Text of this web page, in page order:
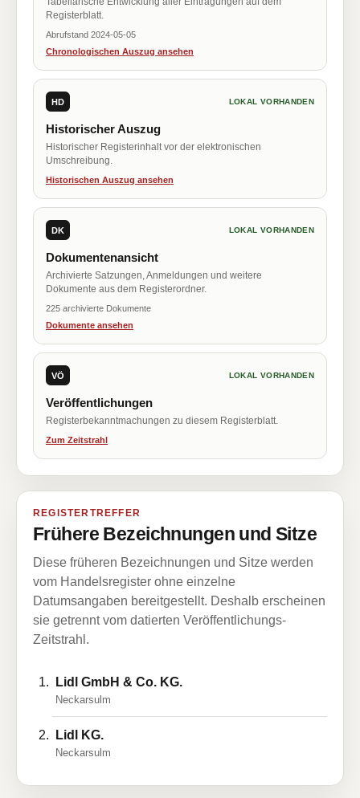
Registerblatt.
Abrufstand 2024-05-05
Chronologischen Auszug ansehen
HD LOKAL VORHANDEN
Historischer Auszug
Historischer Registerinhalt vor der elektronischen
Umschreibung.
Historischen Auszug ansehen
DK LOKAL VORHANDEN
Dokumentenansicht
Archivierte Satzungen, Anmeldungen und weitere
Dokumente aus dem Registerordner.
225 archivierte Dokumente
Dokumente ansehen
VÖ LOKAL VORHANDEN
Veröffentlichungen
Registerbekanntmachungen zu diesem Registerblatt.
Zum Zeitstrahl
REGISTERTREFFER
Frühere Bezeichnungen und Sitze
Diese früheren Bezeichnungen und Sitze werden
vom Handelsregister ohne einzelne
Datumsangaben bereitgestellt. Deshalb erscheinen
sie getrennt vom datierten Veröffentlichungs-
Zeitstrahl.
Lidl GmbH & Co. KG.
Neckarsulm
Lidl KG.
Neckarsulm